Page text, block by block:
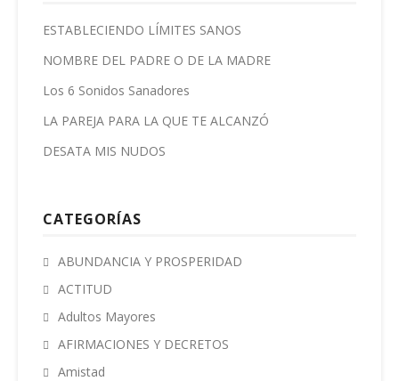
ESTABLECIENDO LÍMITES SANOS
NOMBRE DEL PADRE O DE LA MADRE
Los 6 Sonidos Sanadores
LA PAREJA PARA LA QUE TE ALCANZÓ
DESATA MIS NUDOS
CATEGORÍAS
ABUNDANCIA Y PROSPERIDAD
ACTITUD
Adultos Mayores
AFIRMACIONES Y DECRETOS
Amistad